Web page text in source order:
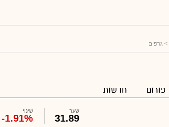
> גרפים
פורום חדשות
שער
31.89
שינוי
-1.91%